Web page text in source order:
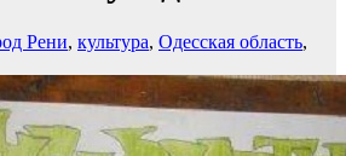
Рени, культура, Одесская область,